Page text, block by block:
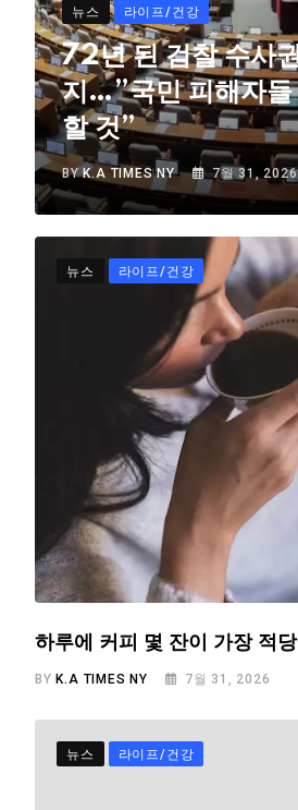
뉴스 라이프/건강
72년 된 검찰 수사
지…”국민 피해자들
할 것”
BYK.A TIMES NY 7월 31, 2026
뉴스 라이프/건강
하루에 커피 몇 잔이 가장 적
BYK.A TIMES NY 7월 31, 2026
뉴스 라이프/건강